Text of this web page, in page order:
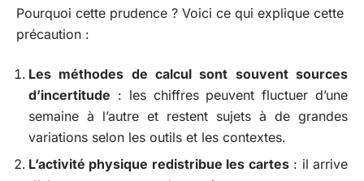
Pourquoi cette prudence ? Voici ce qui explique cette
précaution :
Les méthodes de calcul sont souvent sources
d’incertitude : les chiffres peuvent fluctuer d’une
semaine à l’autre et restent sujets à de grandes
variations selon les outils et les contextes.
L’activité physique redistribue les cartes: il arrive